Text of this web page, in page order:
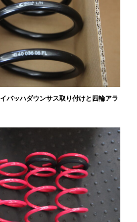
バッハダウンサス取り付けと四輪アラ